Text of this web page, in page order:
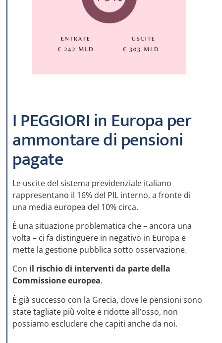
I PEGGIORI in Europa per
ammontare di pensioni
pagate
Le uscite del sistema previdenziale italiano
rappresentano il 16% del PIL interno, a fronte di
una media europea del 10% circa.
È una situazione problematica che – ancora una
volta – ci fa distinguere in negativo in Europa e
mette la gestione pubblica sotto osservazione.
Con il rischio di interventi da parte della
Commissione europea.
È già successo con la Grecia, dove le pensioni sono
state tagliate più volte e ridotte all’osso, non
possiamo escludere che capiti anche da noi.